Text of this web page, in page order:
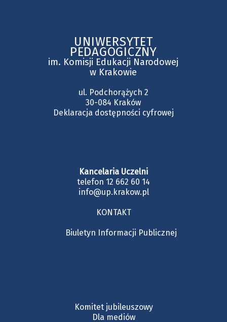
UNIWERSYTET
PEDAGOGICZNY
im. Komisji Edukacji Narodowej
w Krakowie
ul. Podchorążych 2
30-084 Kraków
Deklaracja dostępności cyfrowej
Kancelaria Uczelni
telefon 12 662 60 14
info@up.krakow.pl
KONTAKT
Biuletyn Informacji Publicznej
Komitet jubileuszowy
Dla mediów